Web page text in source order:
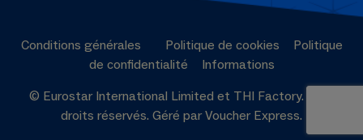
Conditions générales Politique de cookies
Politique
de confidentialité
Informations
© Eurostar International Limited et THI Factory. Tous
droits réservés. Géré par Voucher Express.